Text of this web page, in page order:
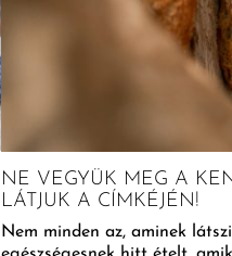
NE VEGYÜK MEG A
LÁTJUK A CÍMKÉJÉN!
Nem minden az, aminek